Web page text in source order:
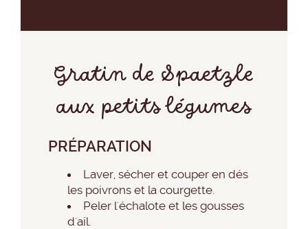
Gratin de Spaetzle
aux petits légumes
PRÉPARATION
Laver, sécher et couper en dés
les poivrons et la courgette.
Peler l'échalote et les gousses
d'ail.